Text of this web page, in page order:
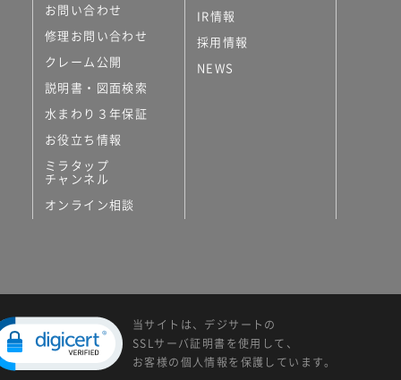
お問い合わせ
修理お問い合わせ
クレーム公開
説明書・図面検索
水まわり３年保証
お役立ち情報
ミラタップ
チャンネル
オンライン相談
IR情報
採用情報
NEWS
当サイトは、デジサートの
SSLサーバ証明書を使用して、
お客様の個人情報を保護しています。